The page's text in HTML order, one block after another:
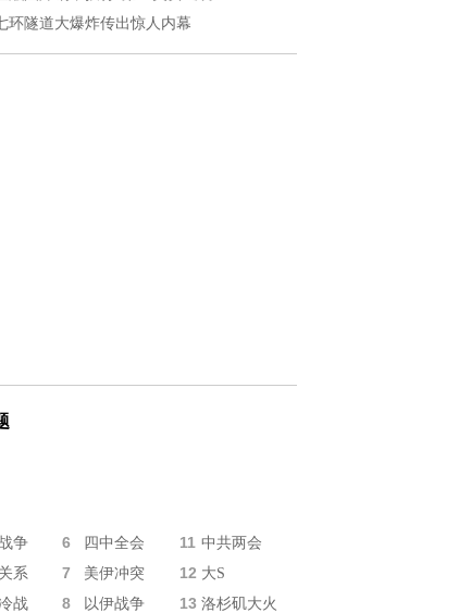
环隧道大爆炸传出惊人内幕
争 6 四中全会 11 中共两会
系 7 美伊冲突 12 大S
战 8 以伊战争 13 洛杉矶大火